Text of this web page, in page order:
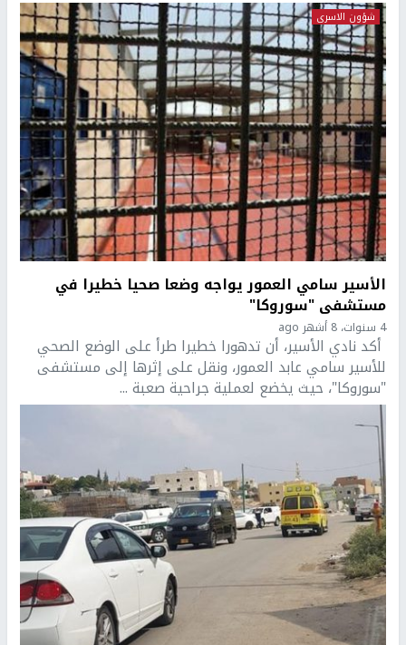
شؤون الاسرى
الأسير سامي العمور يواجه وضعا صحيا خطيرا في
مستشفى "سوروكا"
4 سنوات، 8 أشهر ago
أكد نادي الأسير، أن تدهورا خطيرا طرأ على الوضع الصحي
للأسير سامي عابد العمور، ونقل على إثرها إلى مستشفى
"سوروكا"، حيث يخضع لعملية جراحية صعبة ...